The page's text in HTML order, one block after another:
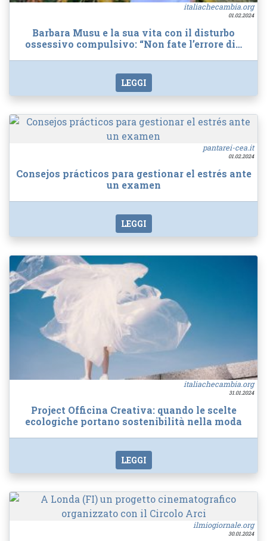
italiachecambia.org
01.02.2024
Barbara Musu e la sua vita con il disturbo
ossessivo compulsivo: “Non fate l’errore di…
LEGGI
pantarei-cea.it
01.02.2024
Consejos prácticos para gestionar el estrés ante
un examen
LEGGI
italiachecambia.org
31.01.2024
Project Officina Creativa: quando le scelte
ecologiche portano sostenibilità nella moda
LEGGI
ilmiogiornale.org
30.01.2024